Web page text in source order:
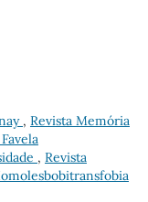
, Revista Memória
, Revista